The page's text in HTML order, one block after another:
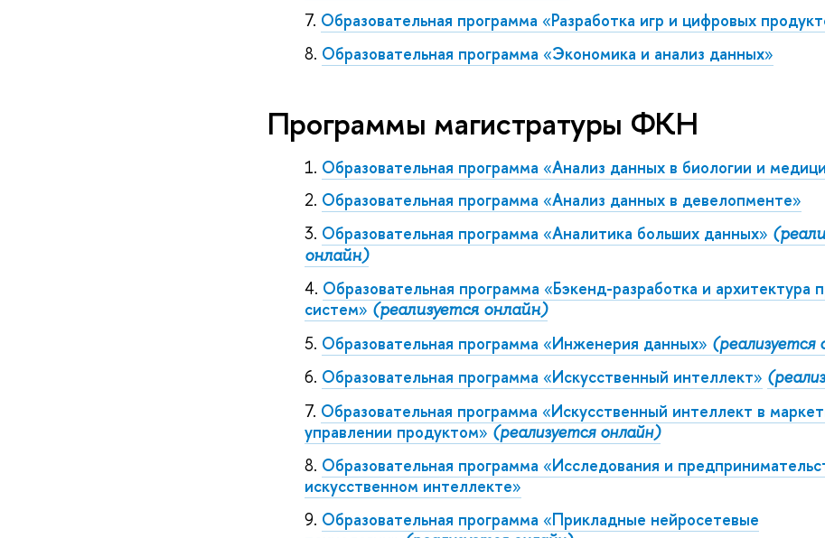
Образовательная программа «Разработка игр и цифровых
Образовательная программа«Экономика и анализ данных»
Программы магистратуры ФКН
Образовательная программа«Анализ данных в биологии и
Образовательная программа«Анализ данных в девелопменте»
Образовательная программа«Аналитика больших данных»
онлайн)
Образовательная программа«Бэкенд-разработка и архитектура
систем» (реализуется онлайн)
Образовательная программа«Инженерия данных» (реализуется
Образовательная программа«Искусственный интеллект»
Образовательная программа«Искусственный интеллект в
управлении продуктом» (реализуется онлайн)
Образовательная программа«Исследования и
искусственном интеллекте»
Образовательная программа«Прикладные нейросетевые